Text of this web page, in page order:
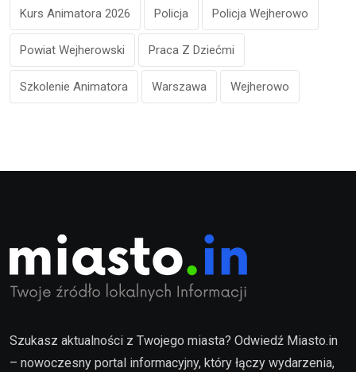
Kurs Animatora 2026 Policja Policja Wejherowo
Powiat Wejherowski Praca Z Dziećmi
Szkolenie Animatora Warszawa Wejherowo
Szukasz aktualności z Twojego miasta? Odwiedź Miasto.in
– nowoczesny portal informacyjny, który łączy wydarzenia,